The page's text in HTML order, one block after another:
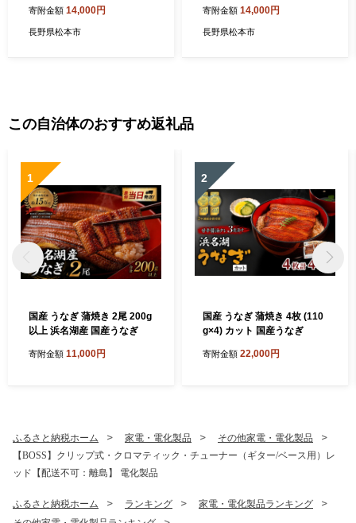
家電 毛玉取り器 服 ニット 毛
玉 乾電池式 おしゃれ着 長野
寄附金額 14,000円
長野県松本市
家電 毛玉取り器 服 ニット 毛
玉 乾電池式 おしゃれ着 長野
寄附金額 14,000円
長野県松本市
この自治体のおすすめ返礼品
1
国産 うなぎ 蒲焼き 2尾 200g
以上 浜名湖産 国産うなぎ
寄附金額 11,000円
2
国産 うなぎ 蒲焼き 4枚 (110
g×4) カット 国産うなぎ
寄附金額 22,000円
ふるさと納税ホーム 家電・電化製品
その他家電・電化製品
【BOSS】クリップ式・クロマティック・チューナー（ギター/ベース用）レ
ッド【配送不可：離島】 電化製品
ふるさと納税ホーム ランキング
家電・電化製品ランキング